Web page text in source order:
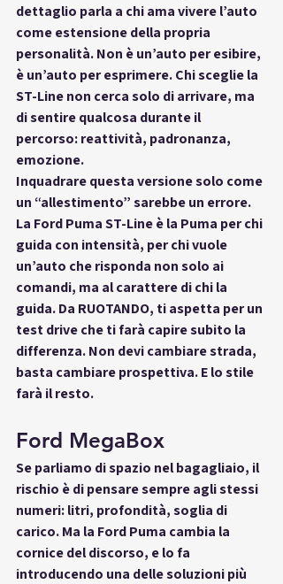
dettaglio parla a chi ama vivere l’auto
come estensione della propria
personalità. Non è un’auto per esibire,
è un’auto per esprimere. Chi sceglie la
ST-Line non cerca solo di arrivare, ma
di sentire qualcosa durante il
percorso: reattività, padronanza,
emozione.
Inquadrare questa versione solo come
un “allestimento” sarebbe un errore.
La Ford Puma ST-Line è la Puma per chi
guida con intensità, per chi vuole
un’auto che risponda non solo ai
comandi, ma al carattere di chi la
guida. Da RUOTANDO, ti aspetta per un
test drive che ti farà capire subito la
differenza. Non devi cambiare strada,
basta cambiare prospettiva. E lo stile
farà il resto.
Ford MegaBox
Se parliamo di spazio nel bagagliaio, il
rischio è di pensare sempre agli stessi
numeri: litri, profondità, soglia di
carico. Ma la Ford Puma cambia la
cornice del discorso, e lo fa
introducendo una delle soluzioni più